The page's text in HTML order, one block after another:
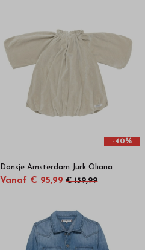
-40%
Donsje Amsterdam Jurk Oliana
Vanaf € 95,99 € 159,99